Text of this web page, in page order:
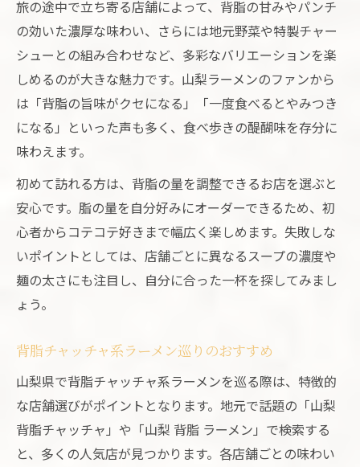
旅の途中で立ち寄る店舗によって、背脂の甘みやパンチ
の効いた濃厚な味わい、さらには地元野菜や特製チャー
シューとの組み合わせなど、多彩なバリエーションを楽
しめるのが大きな魅力です。山梨ラーメンのファンから
は「背脂の旨味がクセになる」「一度食べるとやみつき
になる」といった声も多く、食べ歩きの醍醐味を存分に
味わえます。
初めて訪れる方は、背脂の量を調整できるお店を選ぶと
安心です。脂の量を自分好みにオーダーできるため、初
心者からコテコテ好きまで幅広く楽しめます。失敗しな
いポイントとしては、店舗ごとに異なるスープの濃度や
麺の太さにも注目し、自分に合った一杯を探してみまし
ょう。
背脂チャッチャ系ラーメン巡りのおすすめ
山梨県で背脂チャッチャ系ラーメンを巡る際は、特徴的
な店舗選びがポイントとなります。地元で話題の「山梨
背脂チャッチャ」や「山梨 背脂 ラーメン」で検索する
と、多くの人気店が見つかります。各店舗ごとの味わい